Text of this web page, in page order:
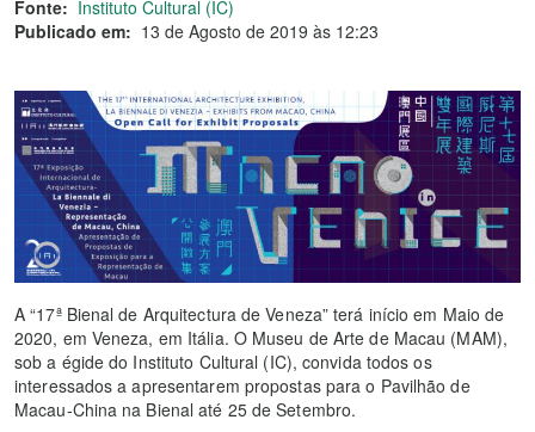
Fonte: Instituto Cultural (IC)
Publicado em: 13 de Agosto de 2019 às 12:23
A “17ª Bienal de Arquitectura de Veneza” terá início em Maio de
2020, em Veneza, em Itália. O Museu de Arte de Macau (MAM),
sob a égide do Instituto Cultural (IC), convida todos os
interessados a apresentarem propostas para o Pavilhão de
Macau-China na Bienal até 25 de Setembro.